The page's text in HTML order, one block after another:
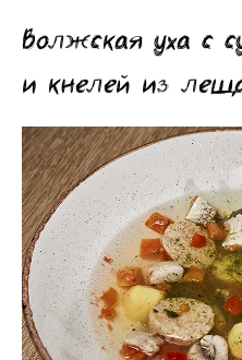
Волжская уха с
и кнелей из